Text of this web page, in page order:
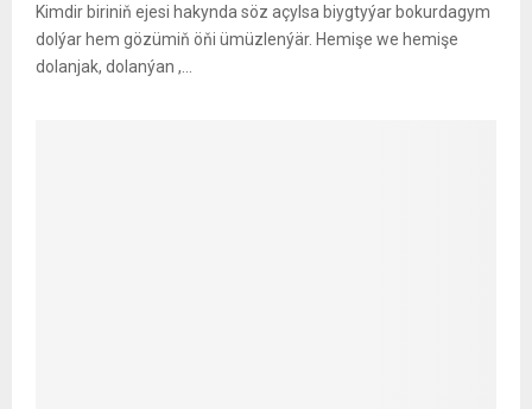
Kimdir biriniň ejesi hakynda söz açylsa biygtyýar bokurdagym
dolýar hem gözümiň öňi ümüzlenýär. Hemişe we hemişe
dolanjak, dolanýan ,...